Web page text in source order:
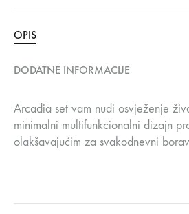
OPIS
DODATNE INFORMACIJE
Arcadia set vam nudi osvježenje
minimalni multifunkcionalni dizajn
olakšavajućim za svakodnevni